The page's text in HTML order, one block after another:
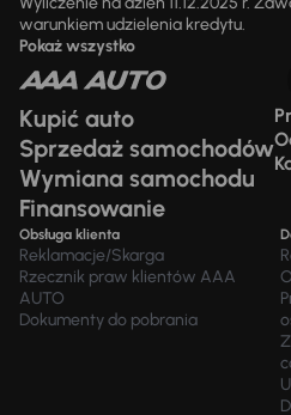
warunkiem udzielenia kredytu.
Pokaż wszystko
Kupić auto
Sprzedaż samochodów
Wymiana samochodu
Finansowanie
Obsługa klienta
Reklamacje/Skarga
Rzecznik praw klientów AAA
AUTO
Dokumenty do pobrania